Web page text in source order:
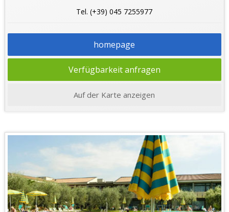
Tel. (+39) 045 7255977
homepage
Verfügbarkeit anfragen
Auf der Karte anzeigen